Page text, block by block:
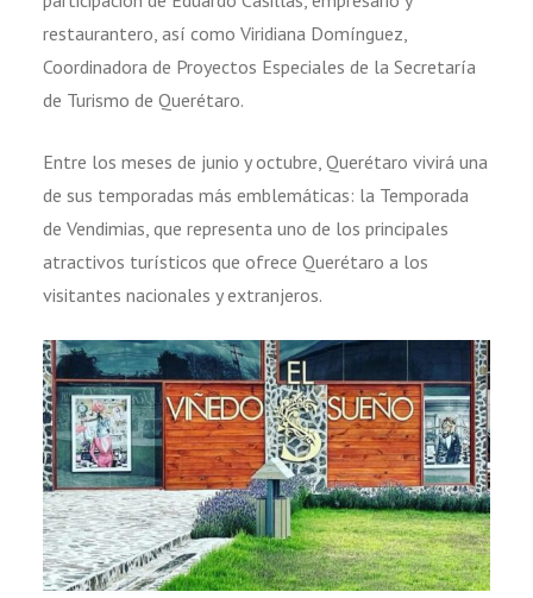
restaurantero, así como Viridiana Domínguez,
Coordinadora de Proyectos Especiales de la Secretaría
de Turismo de Querétaro.
Entre los meses de junio y octubre, Querétaro vivirá una
de sus temporadas más emblemáticas: la Temporada
de Vendimias, que representa uno de los principales
atractivos turísticos que ofrece Querétaro a los
visitantes nacionales y extranjeros.